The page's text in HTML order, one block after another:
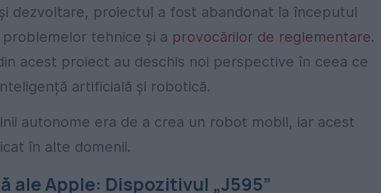
dezvoltare, proiectul a fost abandonat la începutul
tehnice și a provocărilor de reglementare.
acest proiect au deschis noi perspective în ceea ce
artificială și robotică.
autonome era de a crea un robot mobil, iar acest
în alte domenii.
ale Apple: Dispozitivul „J595”